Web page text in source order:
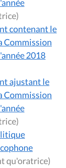
contenant le
Commission
2018
ajustant le
Commission
(en tant qu'oratrice)